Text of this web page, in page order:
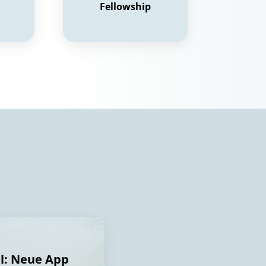
Fellowship
Neue App